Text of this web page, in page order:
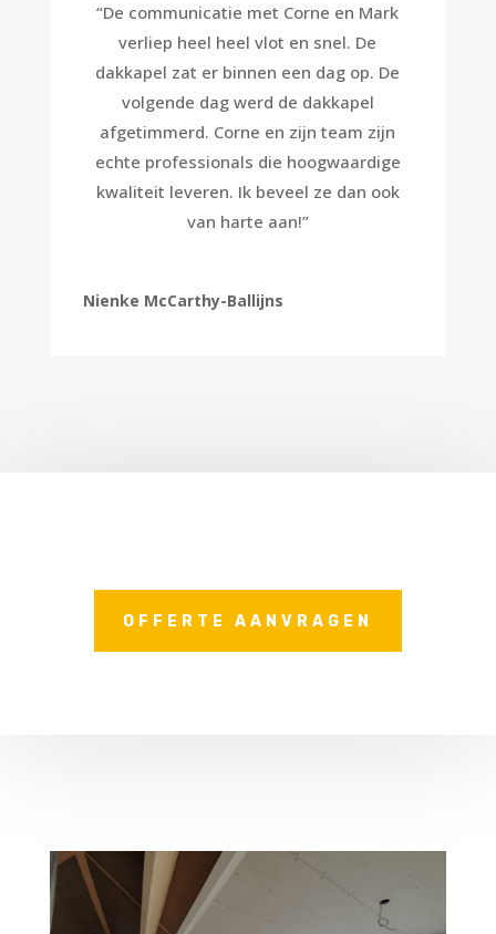
“De communicatie met Corne en Mark
verliep heel heel vlot en snel. De
dakkapel zat er binnen een dag op. De
volgende dag werd de dakkapel
afgetimmerd. Corne en zijn team zijn
echte professionals die hoogwaardige
kwaliteit leveren. Ik beveel ze dan ook
van harte aan!”
Nienke McCarthy-Ballijns
OFFERTE AANVRAGEN